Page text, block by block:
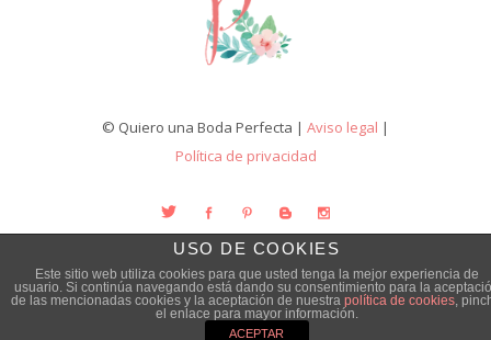
© Quiero una Boda Perfecta | Aviso legal |
Política de privacidad
USO DE COOKIES
Este sitio web utiliza cookies para que usted tenga la mejor experiencia de
usuario. Si continúa navegando está dando su consentimiento para la
de las mencionadas cookies y la aceptación de nuestra política de cookies,
el enlace para mayor información.
ACEPTAR